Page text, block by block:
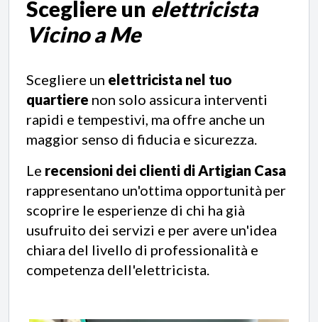
Scegliere un elettricista
Vicino a Me
Scegliere un elettricista nel tuo
quartiere non solo assicura interventi
rapidi e tempestivi, ma offre anche un
maggior senso di fiducia e sicurezza.
Le recensioni dei clienti di Artigian Casa
rappresentano un'ottima opportunità per
scoprire le esperienze di chi ha già
usufruito dei servizi e per avere un'idea
chiara del livello di professionalità e
competenza dell'elettricista.